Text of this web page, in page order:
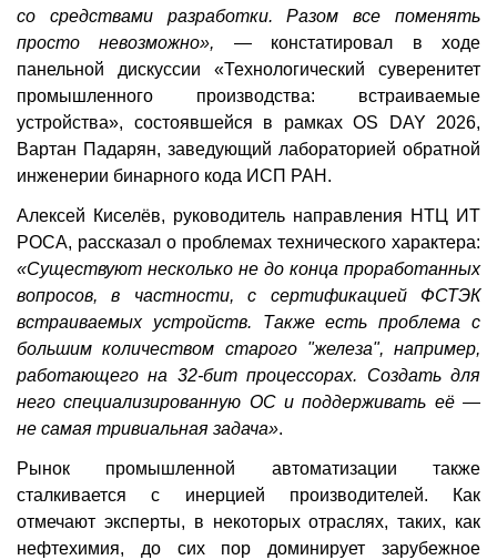
со средствами разработки. Разом все поменять
просто невозможно», — констатировал в ходе
панельной дискуссии «Технологический суверенитет
промышленного производства: встраиваемые
устройства», состоявшейся в рамках OS DAY 2026,
Вартан Падарян, заведующий лабораторией обратной
инженерии бинарного кода ИСП РАН.
Алексей Киселёв, руководитель направления НТЦ ИТ
РОСА, рассказал о проблемах технического характера:
«Существуют несколько не до конца проработанных
вопросов, в частности, с сертификацией ФСТЭК
встраиваемых устройств. Также есть проблема с
большим количеством старого "железа", например,
работающего на 32-бит процессорах. Создать для
него специализированную ОС и поддерживать её —
не самая тривиальная задача».
Рынок промышленной автоматизации также
сталкивается с инерцией производителей. Как
отмечают эксперты, в некоторых отраслях, таких, как
нефтехимия, до сих пор доминирует зарубежное